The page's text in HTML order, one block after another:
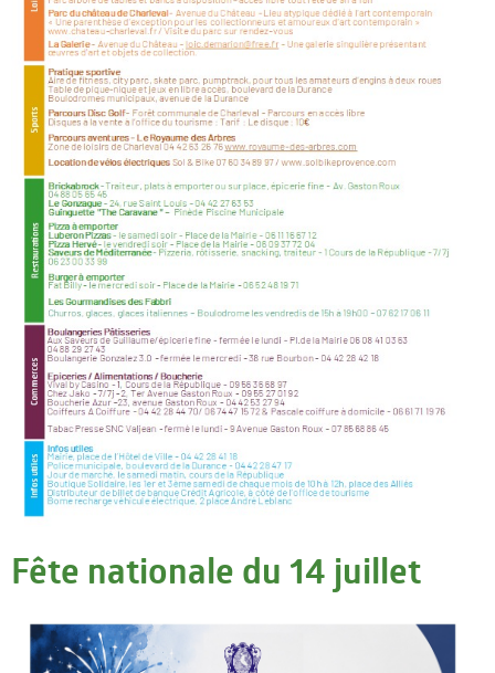
Fête nationale du 14 juillet